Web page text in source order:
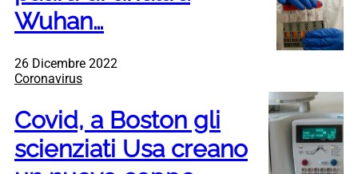
Wuhan…
26 Dicembre 2022
Coronavirus
Covid, a Boston gli
scienziati Usa creano